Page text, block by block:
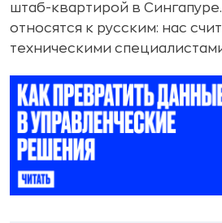
штаб-квартирой в
относятся к русским: нас
техническими